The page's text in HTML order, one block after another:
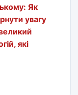
Як
увагу
які